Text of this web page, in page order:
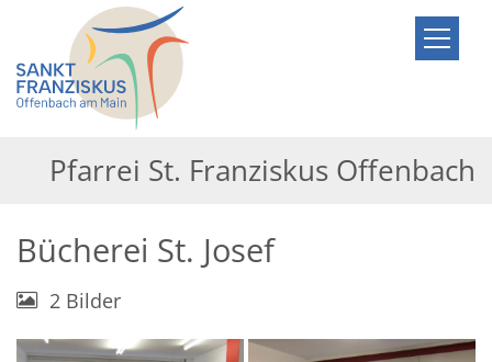
Zum Inhalt springen
Pfarrei St. Franziskus Offenbach
Bücherei St. Josef
2 Bilder